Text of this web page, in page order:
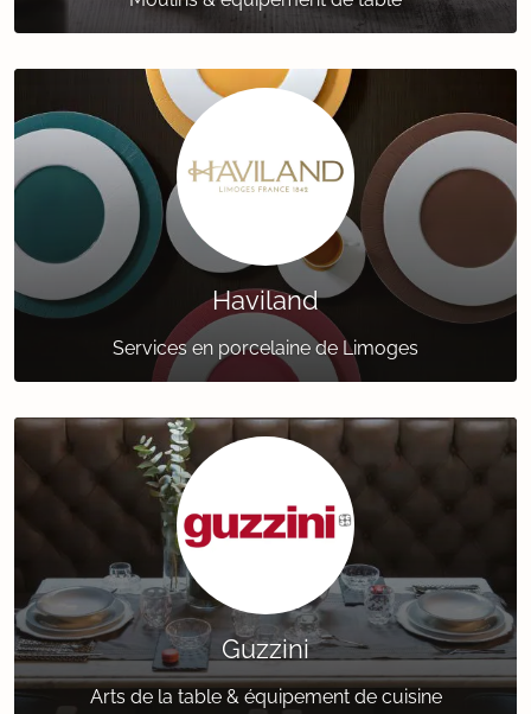
Haviland
Services en porcelaine de Limoges
Guzzini
Arts de la table & équipement de cuisine